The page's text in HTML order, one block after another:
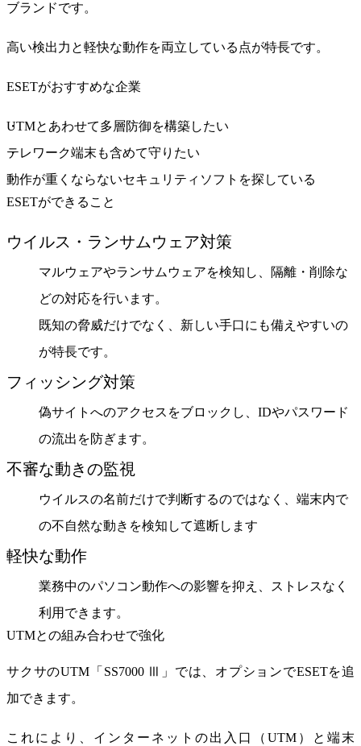
ブランドです。
高い検出力と軽快な動作を両立している点が特長です。
ESETがおすすめな企業
UTMとあわせて多層防御を構築したい
テレワーク端末も含めて守りたい
動作が重くならないセキュリティソフトを探している
ESETができること
ウイルス・ランサムウェア対策
マルウェアやランサムウェアを検知し、隔離・削除な
どの対応を行います。
既知の脅威だけでなく、新しい手口にも備えやすいの
が特長です。
フィッシング対策
偽サイトへのアクセスをブロックし、IDやパスワード
の流出を防ぎます。
不審な動きの監視
ウイルスの名前だけで判断するのではなく、端末内で
の不自然な動きを検知して遮断します
軽快な動作
業務中のパソコン動作への影響を抑え、ストレスなく
利用できます。
UTMとの組み合わせで強化
サクサのUTM「SS7000 Ⅲ」では、 オプションでESETを追
加できます。
これにより、インターネットの出入口（UTM）と端末